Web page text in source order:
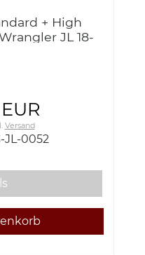
+ High
JL 18-
01
Versand
JL-0052